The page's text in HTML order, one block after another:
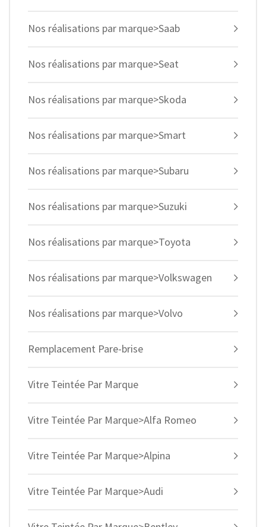
Nos réalisations par marque>Saab
Nos réalisations par marque>Seat
Nos réalisations par marque>Skoda
Nos réalisations par marque>Smart
Nos réalisations par marque>Subaru
Nos réalisations par marque>Suzuki
Nos réalisations par marque>Toyota
Nos réalisations par marque>Volkswagen
Nos réalisations par marque>Volvo
Remplacement Pare-brise
Vitre Teintée Par Marque
Vitre Teintée Par Marque>Alfa Romeo
Vitre Teintée Par Marque>Alpina
Vitre Teintée Par Marque>Audi